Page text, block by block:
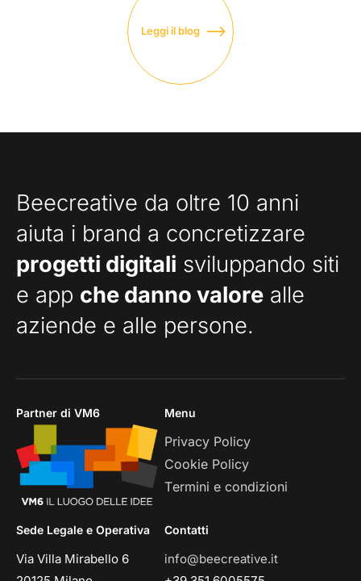
Leggi il blog
Beecreative da oltre 10 anni
aiuta i brand a concretizzare
progetti digitali sviluppando siti
e app che danno valore alle
aziende e alle persone.
Partner di VM6 Menu
Privacy Policy
Cookie Policy
Termini e condizioni
Sede Legale e Operativa
Via Villa Mirabello 6
Contatti
info@beecreative.it